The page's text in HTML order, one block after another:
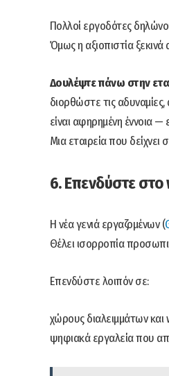
Πολλοί εργοδότες
Όμως η αξιοπιστία ξεκινά
Δουλέψτε πάνω στην
διορθώστε τις
είναι αφηρημένη έννοια
Μια εταιρεία που
6. Επενδύστε στο
Η νέα γενιά εργαζομένων (
Θέλει ισορροπία
Επενδύστε λοιπόν σε:
χώρους διαλειμμάτων
ψηφιακά εργαλεία που